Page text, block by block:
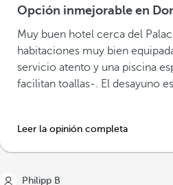
Opción inmejorable en
Muy buen hotel cerca del
habitaciones muy bien
servicio atento y una piscina
facilitan toallas-. El desayuno
Leer la opinión completa
Philipp B